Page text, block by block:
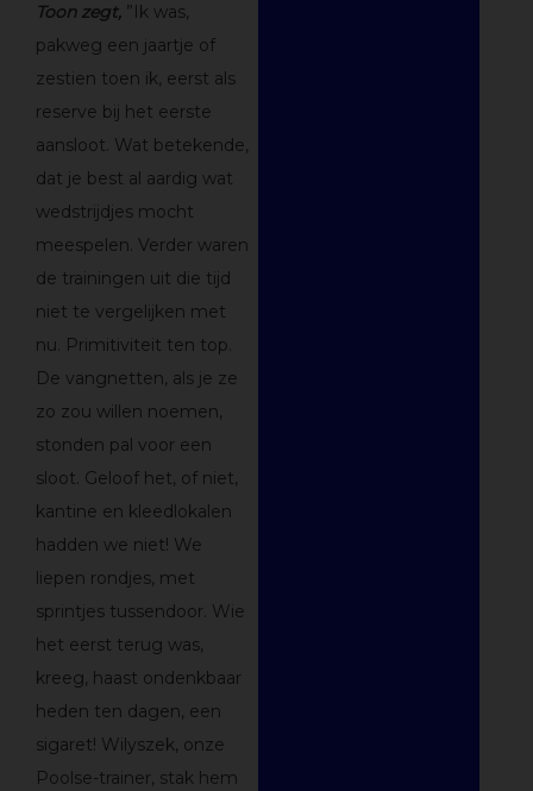
Toon zegt, ”Ik was,
pakweg een jaartje of
zestien toen ik, eerst als
reserve bij het eerste
aansloot. Wat betekende,
dat je best al aardig wat
wedstrijdjes mocht
meespelen. Verder waren
de trainingen uit die tijd
niet te vergelijken met
nu. Primitiviteit ten top.
De vangnetten, als je ze
zo zou willen noemen,
stonden pal voor een
sloot. Geloof het, of niet,
kantine en kleedlokalen
hadden we niet! We
liepen rondjes, met
sprintjes tussendoor. Wie
het eerst terug was,
kreeg, haast ondenkbaar
heden ten dagen, een
sigaret! Wilyszek, onze
Poolse-trainer, stak hem